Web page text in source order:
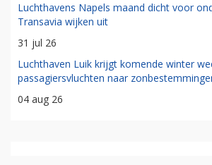
Luchthavens Napels maand dicht voor
Transavia wijken uit
31 jul 26
Luchthaven Luik krijgt komende winter
passagiersvluchten naar
04 aug 26